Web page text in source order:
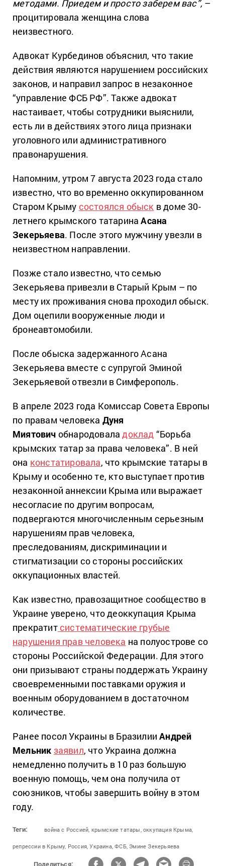
методами. Приедем и просто заберем вас”, –
процитировала женщина слова
неизвестного.
Адвокат Курбединов объяснил, что такие
действия являются нарушением российских
законов, и направил запрос в незаконное
“управление ФСБ РФ”. Также адвокат
настаивает, чтобы сотрудники выяснили,
есть ли в действиях этого лица признаки
уголовного или административного
правонарушения.
Напомним, утром 7 августа 2023 года стало
известно, что во временно оккупированном
Старом Крыму состоялся обыск в доме 30-
летнего крымского татаринаАсана
Зекерьяева. После этого мужчину увезли в
неизвестном направлении.
Позже стало известно, что семью
Зекерьяева привезли в Старый Крым – по
месту их проживания снова проходил обыск.
Дом оцепили вооруженные люди и
бронеавтомобили.
После обыска задержанного Асана
Зекерьяева вместе с супругой Эминой
Зекерьяевой отвезли в Симферополь.
В апреле 2023 года Комиссар Совета Европы
по правам человека Дуня
Миятович обнародоваладоклад “Борьба
крымских татар за права человека”. В ней
она констатировала, что крымские татары в
Крыму и особенно те, кто выступает против
незаконной аннексии Крыма или выражает
несогласие по другим вопросам,
подвергаются многочисленным серьезным
нарушениям прав человека,
преследованиям, дискриминации и
стигматизации со стороны российских
оккупационных властей.
Как известно, правозащитное сообщество в
Украине уверено, что деоккупация Крыма
прекратитсистематические грубые
нарушения прав человека на полуострове со
стороны Российской Федерации. Для этого
они призывают страны поддержать Украину
своевременными поставками оружия и
военным оборудованием в достаточном
количестве.
Ранее посол Украины в БразилииАндрей
Мельник заявил, что Украина должна
немедленно получить в 10 раз большую
военную помощь, чем она получила от
союзников, чтобы завершить войну в этом
году.
Теги: война с Россией, крымские татары, оккупация Крыма,
репрессии в Крыму, Россия, Украина, ФСБ, Эмине Зекерьяева
Поделиться: